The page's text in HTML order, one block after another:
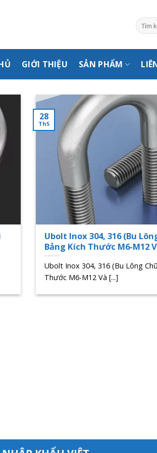
Tìm
kiếm:
GIỚI THIỆU SẢN PHẨM
Ubolt Inox 304, 316 (Bu
Bảng Kích Thước M6-M12
Ubolt Inox 304, 316 (Bu Lông
Thước M6-M12 Và [...]
28
Th5